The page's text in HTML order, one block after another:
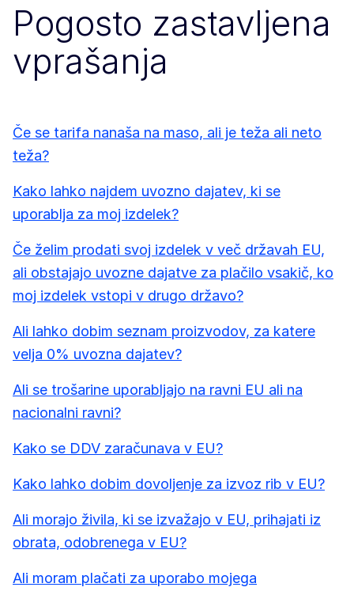
Pogosto zastavljena
vprašanja
Če se tarifa nanaša na maso, ali je teža ali neto
teža?
Kako lahko najdem uvozno dajatev, ki se
uporablja za moj izdelek?
Če želim prodati svoj izdelek v več državah EU,
ali obstajajo uvozne dajatve za plačilo vsakič, ko
moj izdelek vstopi v drugo državo?
Ali lahko dobim seznam proizvodov, za katere
velja 0% uvozna dajatev?
Ali se trošarine uporabljajo na ravni EU ali na
nacionalni ravni?
Kako se DDV zaračunava v EU?
Kako lahko dobim dovoljenje za izvoz rib v EU?
Ali morajo živila, ki se izvažajo v EU, prihajati iz
obrata, odobrenega v EU?
Ali moram plačati za uporabo mojega